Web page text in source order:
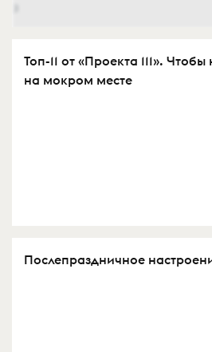
Топ-11 от «Проекта 111». Чтобы
на мокром месте
Послепраздничное